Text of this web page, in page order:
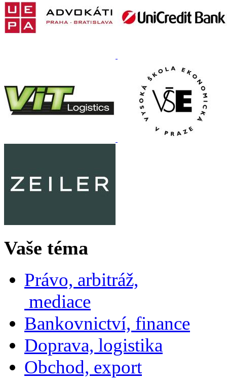
Vaše téma
Právo, arbitráž,
mediace
Bankovnictví, finance
Doprava, logistika
Obchod, export